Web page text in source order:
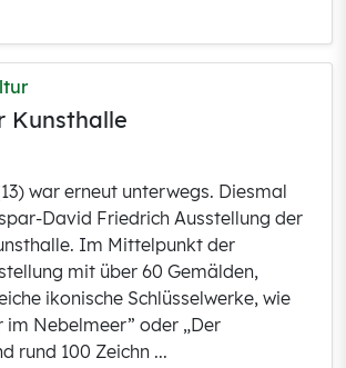
Kunsthalle
war erneut unterwegs. Diesmal
David Friedrich Ausstellung der
Im Mittelpunkt der
mit über 60 Gemälden,
ikonische Schlüsselwerke, wie
im Nebelmeer” oder „Der
rund 100 Zeichn ...